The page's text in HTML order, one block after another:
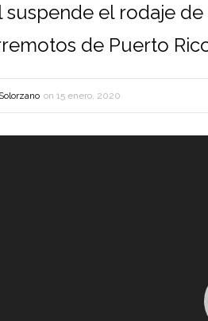
suspende el rodaje de
de Puerto
on 15 enero, 2020